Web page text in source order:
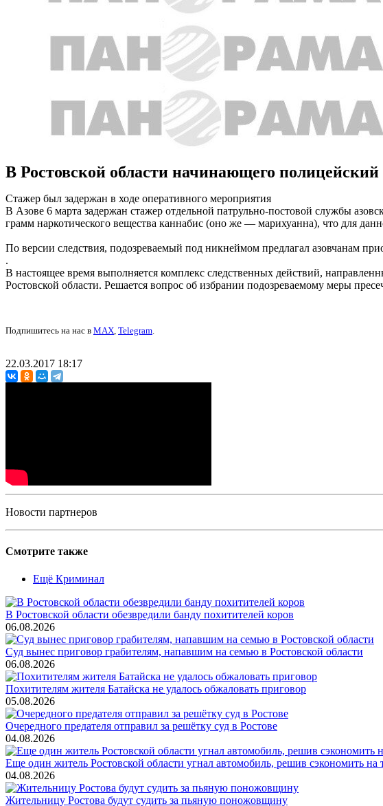
В Ростовской области начинающего
Стажер был задержан в ходе оперативного мероприятия
В Азове 6 марта задержан стажер отдельной патрульно-постовой службы
грамм наркотического вещества каннабис (оно же — марихуанна), что для
По версии следствия, подозреваемый под никнеймом предлагал азовчанам
.
В настоящее время выполняется комплекс следственных действий,
Ростовской области. Решается вопрос об избрании подозреваемому меры
Подпишитесь на нас в MAX, Telegram.
22.03.2017 18:17
Новости партнеров
Смотрите также
Ещё Криминал
В Ростовской области обезвредили банду похитителей коров
06.08.2026
Суд вынес приговор грабителям, напавшим на семью в Ростовской области
06.08.2026
Похитителям жителя Батайска не удалось обжаловать приговор
05.08.2026
Очередного предателя отправил за решётку суд в Ростове
04.08.2026
Еще один житель Ростовской области угнал автомобиль, решив сэкономить на
04.08.2026
Жительницу Ростова будут судить за пьяную поножовщину